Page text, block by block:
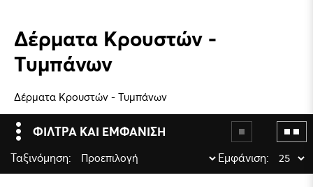
Δέρματα Κρουστών -
Τυμπάνων
Δέρματα Κρουστών - Τυμπάνων
ΦΙΛΤΡΑ ΚΑΙ ΕΜΦΑΝΙΣΗ
Ταξινόμηση: Εμφάνιση: